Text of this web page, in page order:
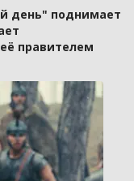
день" поднимает
правителем